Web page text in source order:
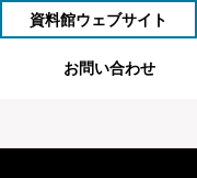
資料館ウェブサイト
お問い合わせ